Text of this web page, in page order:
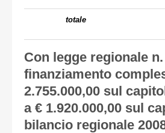
totale
Con legge regionale
finanziamento
2.755.000,00 sul
a € 1.920.000,00 sul
bilancio regionale